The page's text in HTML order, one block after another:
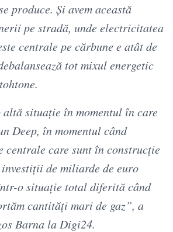
produce. Şi avem această
pe stradă, unde electricitatea
centrale pe cărbune e atât de
tot mixul energetic
altă situaţie în momentul în care
Deep, în momentul când
centrale care sunt în construcţie
investiţii de miliarde de euro
o situaţie total diferită când
cantităţi mari de gaz”, a
Barna la Digi24.